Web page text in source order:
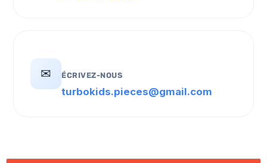
✉ ÉCRIVEZ-NOUS
turbokids.pieces@gmail.com